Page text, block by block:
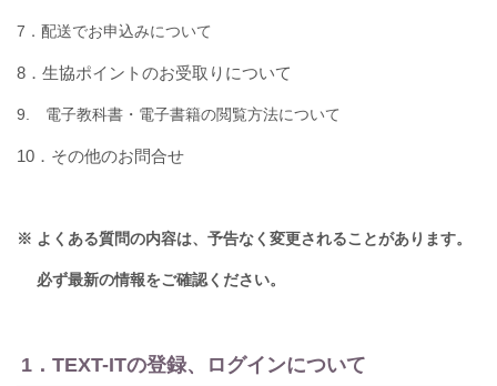
7．配送でお申込みについて
8．生協ポイントのお受取りについて
9. 電子教科書・電子書籍の閲覧方法について
10．その他のお問合せ
※ よくある質問の内容は、予告なく変更されることがあります。
必ず最新の情報をご確認ください。
1．TEXT-ITの登録、ログインについて